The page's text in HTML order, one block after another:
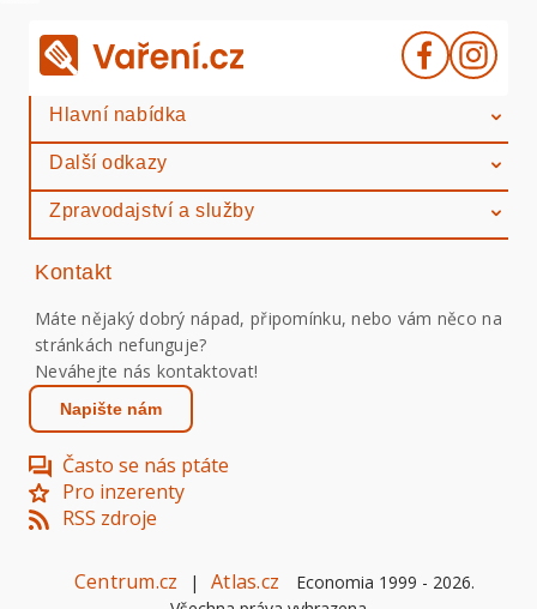
Hlavní nabídka
Další odkazy
Zpravodajství a služby
Kontakt
Máte nějaký dobrý nápad, připomínku, nebo vám něco na
stránkách nefunguje?
Neváhejte nás kontaktovat!
Napište nám
Často se nás ptáte
Pro inzerenty
RSS zdroje
Centrum.cz | Atlas.cz Economia 1999 - 2026.